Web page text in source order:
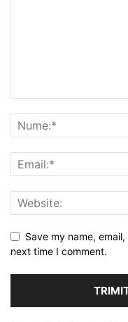
Save my name,
next time I comment.